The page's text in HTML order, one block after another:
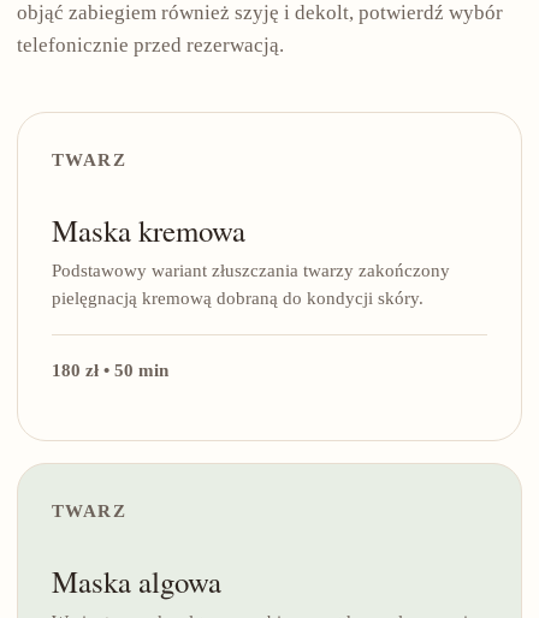
objąć zabiegiem również szyję i dekolt, potwierdź wybór
telefonicznie przed rezerwacją.
TWARZ
Maska kremowa
Podstawowy wariant złuszczania twarzy zakończony
pielęgnacją kremową dobraną do kondycji skóry.
180 zł • 50 min
TWARZ
Maska algowa